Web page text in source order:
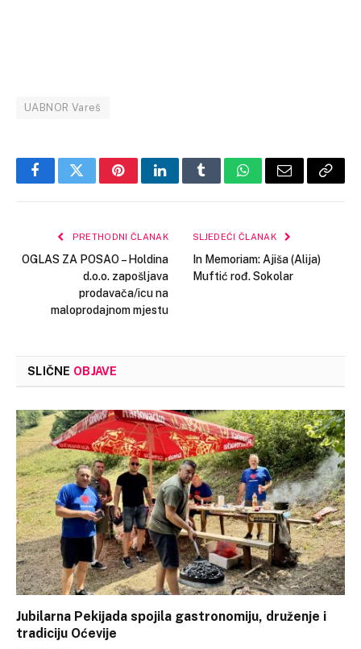
UABNOR Vareš
FacebookTwitterPinterestLinkedInTumblrWhatsApp
Email Copy
PRETHODNI ČLANAK
OGLAS ZA POSAO – Holdina
d.o.o. zapošljava
prodavača/icu na
maloprodajnom mjestu
SLJEDEĆI ČLANAK
In Memoriam: Ajiša (Alija)
Muftić rođ. Sokolar
SLIČNE OBJAVE
Jubilarna Pekijada spojila gastronomiju, druženje i
tradiciju Oćevije